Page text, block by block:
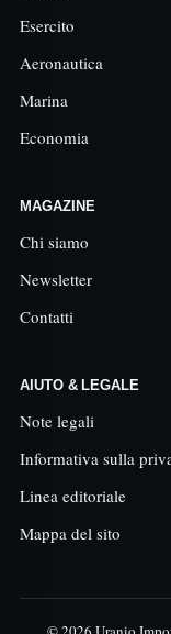
Esercito
Aeronautica
Marina
Economia
MAGAZINE
Chi siamo
Newsletter
Contatti
AIUTO & LEGALE
Note legali
Informativa sulla
Linea editoriale
Mappa del sito